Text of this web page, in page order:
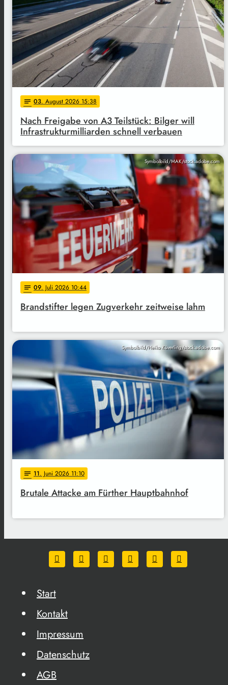
notes 03. August 2026 15:38
Nach Freigabe von A3 Teilstück: Bilger will
Infrastrukturmilliarden schnell verbauen
Symbolbild/MAK/stock.adobe.com
notes 09. Juli 2026 10:44
Brandstifter legen Zugverkehr zeitweise lahm
Symbolbild/Heiko Küverling/stock.adobe.com
notes 11. Juni 2026 11:10
Brutale Attacke am Fürther Hauptbahnhof
Start
Kontakt
Impressum
Datenschutz
AGB